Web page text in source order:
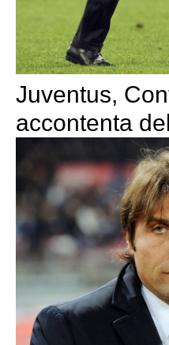
Juventus,
accontenta